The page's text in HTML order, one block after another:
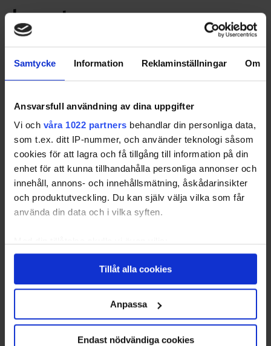
Samtycke Information Reklaminställningar Om
Ansvarsfull användning av dina uppgifter
Vi och våra 1022 partners behandlar din personliga data,
som t.ex. ditt IP-nummer, och använder teknologi såsom
cookies för att lagra och få tillgång till information på din
enhet för att kunna tillhandahålla personliga annonser och
innehåll, annons- och innehållsmätning, åskådarinsikter
och produktutveckling. Du kan själv välja vilka som får
använda din data och i vilka syften.
som kan ha en noggrannhet på upp till flera meter
Identifiera din enhet genom att aktivt skanna den
för specifika kännetecken (fingeravtryck)
Ta reda på mer om hur dina personliga uppgifter
Tillåt alla cookies
Anpassa
Endast nödvändiga cookies
larmet
Såhär ser Verisures fysiska larmcentrallåda ut.
Den andra betydelsen av ordet larmcentral är
hemlarmet. Det handlar då om en fysisk låda som
installeras i hemmet för att styra larmsystemets
enheter.
Larmcentralen fungerar som larmsystemets
hjärna, som tar emot och behandlar signaler och
meddelanden från de olika sensorerna och
detektorerna i huset genom ledningar, eller
trådlöst via till exempelGSM(mobilnätet).
Det är viktigt att larmcentralen inte placeras allt för